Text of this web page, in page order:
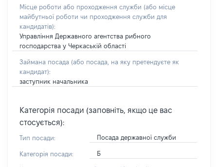
Місце роботи або проходження служби (або місце
майбутньої роботи чи проходження служби для
кандидатів):
Управління Державного агентства рибного
господарства у Черкаській області
Займана посада (або посада, на яку претендуєте як
кандидат):
заступник начальника
Категорія посади (заповніть, якщо це вас
стосується):
Тип посади: Посада державної служби
Категорія посади: Б